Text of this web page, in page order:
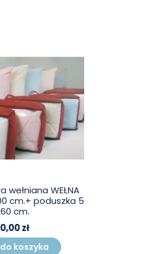
wełniana WEŁNA
cm.+ poduszka 5
cm.
zł
koszyka